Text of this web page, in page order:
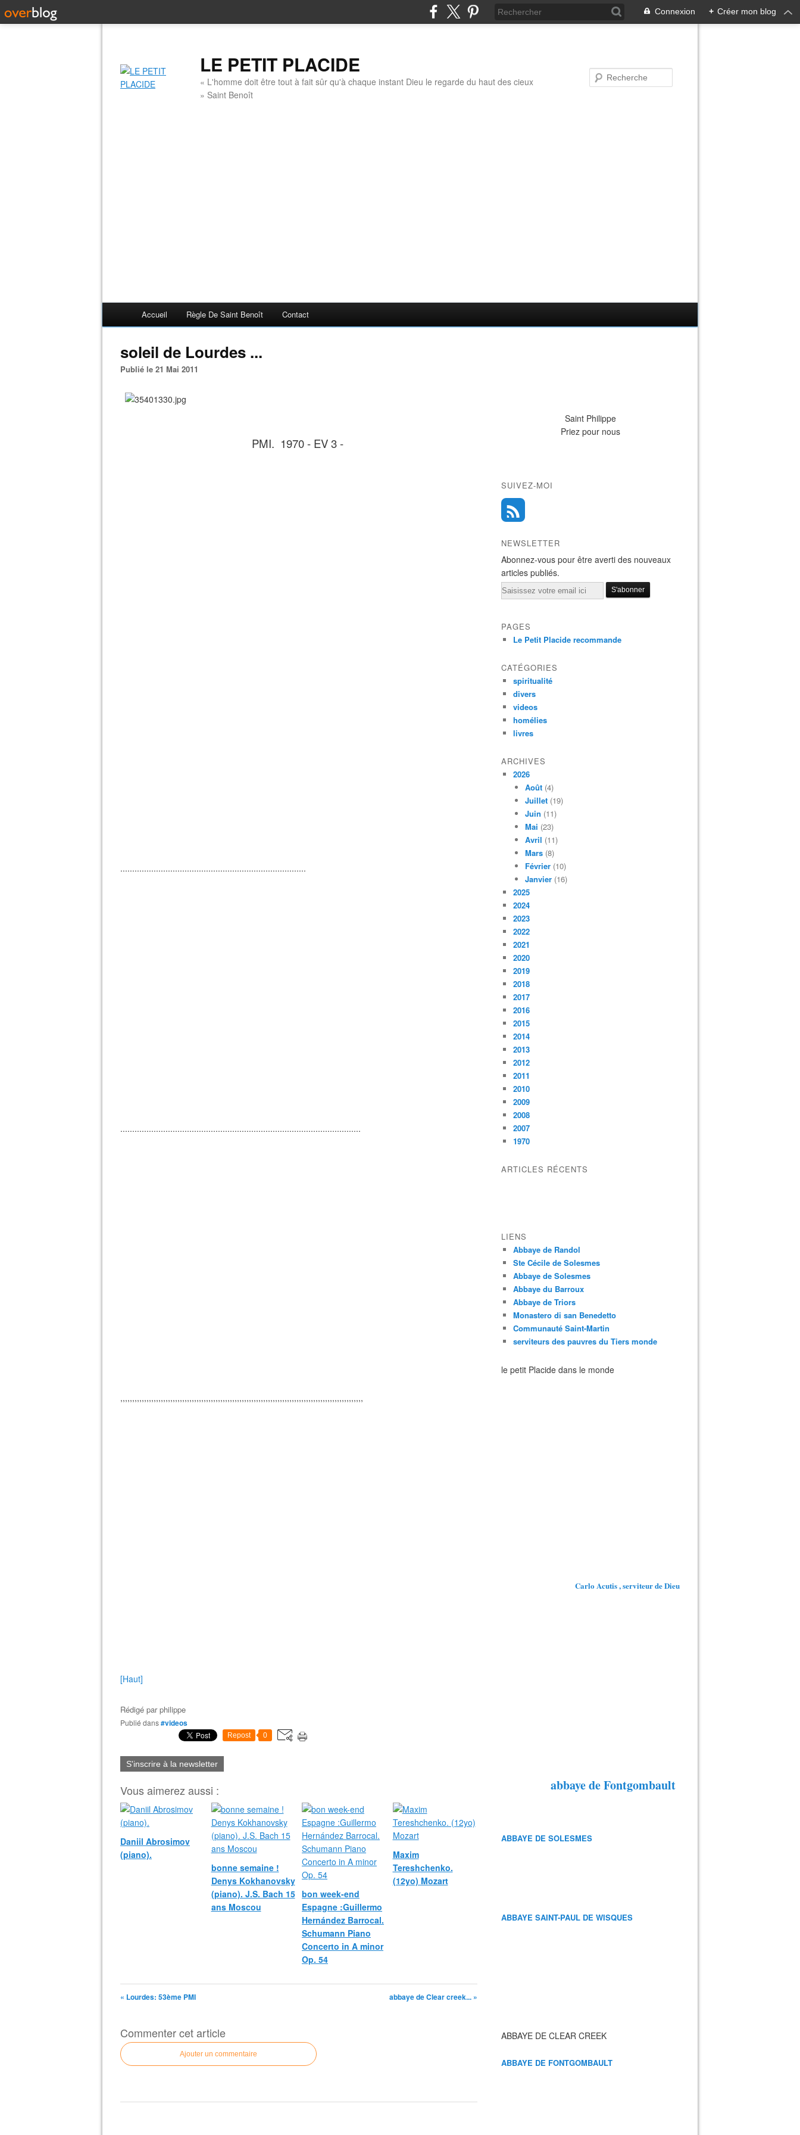
Connexion + Créer mon blog
LE PETIT PLACIDE
« L'homme doit être tout à fait sûr qu'à chaque instant Dieu le regarde du haut des cieux
» Saint Benoît
Accueil Règle De Saint Benoît Contact
soleil de Lourdes ...
Publié le 21 Mai 2011
PMI. 1970 - EV 3 -
..............................................................................
.....................................................................................................
,,,,,,,,,,,,,,,,,,,,,,,,,,,,,,,,,,,,,,,,,,,,,,,,,,,,,,,,,,,,,,,,,,,,,,,,,,,,,,,,,,,,,,,,,,,,,,,,,,,,,,
[Haut]
Rédigé parphilippe
Publié dans#videos
Repost 0
S'inscrire à la newsletter
Vous aimerez aussi :
Daniil Abrosimov
(piano).
bonne semaine !
Denys Kokhanovsky
(piano). J.S. Bach 15
ans Moscou
bon week-end
Espagne :Guillermo
Hernández Barrocal.
Schumann Piano
Concerto in A minor
Op. 54
Maxim
Tereshchenko.
(12yo) Mozart
« Lourdes: 53ème PMI abbaye de Clear creek... »
Commenter cet article
Ajouter un commentaire
Saint Philippe
Priez pour nous
SUIVEZ-MOI
NEWSLETTER
Abonnez-vous pour être averti des nouveaux
articles publiés.
Email
PAGES
Le Petit Placide recommande
CATÉGORIES
spiritualité
divers
videos
homélies
livres
ARCHIVES
2026
Août (4)
Juillet (19)
Juin (11)
Mai (23)
Avril (11)
Mars (8)
Février (10)
Janvier (16)
2025
2024
2023
2022
2021
2020
2019
2018
2017
2016
2015
2014
2013
2012
2011
2010
2009
2008
2007
1970
ARTICLES RÉCENTS
LIENS
Abbaye de Randol
Ste Cécile de Solesmes
Abbaye de Solesmes
Abbaye du Barroux
Abbaye de Triors
Monastero di san Benedetto
Communauté Saint-Martin
serviteurs des pauvres du Tiers monde
le petit Placide dans le monde
Carlo Acutis , serviteur de Dieu
abbaye de Fontgombault
ABBAYE DE SOLESMES
ABBAYE SAINT-PAUL DE WISQUES
ABBAYE DE CLEAR CREEK
ABBAYE DE FONTGOMBAULT